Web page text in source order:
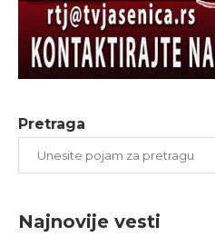
Pretraga
Najnovije vesti